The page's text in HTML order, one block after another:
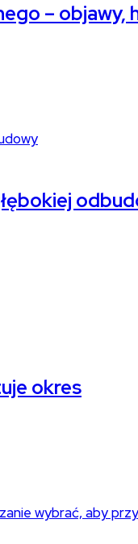
– objawy,
okres